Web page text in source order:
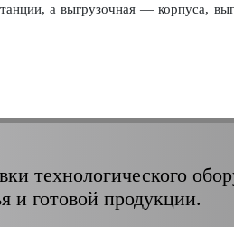
а выгрузочная — корпуса,
технологического
и готовой продукции.